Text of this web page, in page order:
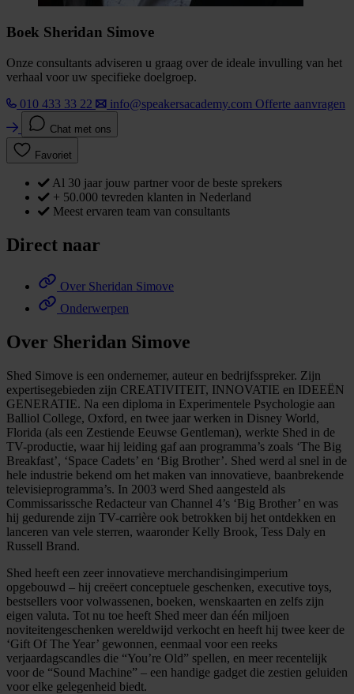
Boek Sheridan Simove
Onze consultants adviseren u graag over de ideale invulling van het
verhaal voor uw specifieke doelgroep.
010 433 33 22
info@speakersacademy.com Offerte aanvragen
Chat met ons
Favoriet
Al 30 jaar jouw partner voor de beste sprekers
+ 50.000 tevreden klanten in Nederland
Meest ervaren team van consultants
Direct naar
Over Sheridan Simove
Onderwerpen
Over Sheridan Simove
Shed Simove is een ondernemer, auteur en bedrijfsspreker. Zijn
expertisegebieden zijn CREATIVITEIT, INNOVATIE en IDEEËN
GENERATIE. Na een diploma in Experimentele Psychologie aan
Balliol College, Oxford, en twee jaar werken in Disney World,
Florida (als een Zestiende Eeuwse Gentleman), werkte Shed in de
TV-productie, waar hij leiding gaf aan programma’s zoals ‘The Big
Breakfast’, ‘Space Cadets’ en ‘Big Brother’. Shed werd al snel in de
hele industrie bekend om het maken van innovatieve, baanbrekende
televisieprogramma’s. In 2003 werd Shed aangesteld als
Commissarissche Redacteur van Channel 4’s ‘Big Brother’ en was
hij gedurende zijn TV-carrière ook betrokken bij het ontdekken en
lanceren van vele sterren, waaronder Kelly Brook, Tess Daly en
Russell Brand.
Shed heeft een zeer innovatieve merchandisingimperium
opgebouwd – hij creëert conceptuele geschenken, executive toys,
bestsellers voor volwassenen, boeken, wenskaarten en zelfs zijn
eigen valuta. Tot nu toe heeft Shed meer dan één miljoen
noviteitengeschenken wereldwijd verkocht en heeft hij twee keer de
‘Gift Of The Year’ gewonnen, eenmaal voor een reeks
verjaardagscandles die “You’re Old” spellen, en meer recentelijk
voor de “Sound Machine” – een handige gadget die zestien geluiden
voor elke gelegenheid biedt.